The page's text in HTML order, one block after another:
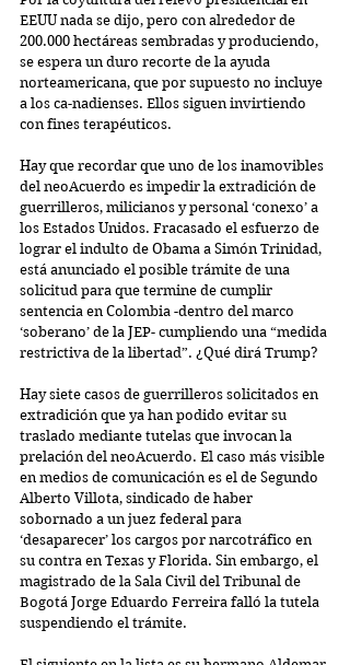
EEUU nada se dijo, pero con alrededor de
200.000 hectáreas sembradas y produciendo,
se espera un duro recorte de la ayuda
norteamericana, que por supuesto no incluye
a los ca-nadienses. Ellos siguen invirtiendo
con fines terapéuticos.
Hay que recordar que uno de los inamovibles
del neoAcuerdo es impedir la extradición de
guerrilleros, milicianos y personal ‘conexo’ a
los Estados Unidos. Fracasado el esfuerzo de
lograr el indulto de Obama a Simón Trinidad,
está anunciado el posible trámite de una
solicitud para que termine de cumplir
sentencia en Colombia -dentro del marco
‘soberano’ de la JEP- cumpliendo una “medida
restrictiva de la libertad”. ¿Qué dirá Trump?
Hay siete casos de guerrilleros solicitados en
extradición que ya han podido evitar su
traslado mediante tutelas que invocan la
prelación del neoAcuerdo. El caso más visible
en medios de comunicación es el de Segundo
Alberto Villota, sindicado de haber
sobornado a un juez federal para
‘desaparecer’ los cargos por narcotráfico en
su contra en Texas y Florida. Sin embargo, el
magistrado de la Sala Civil del Tribunal de
Bogotá Jorge Eduardo Ferreira falló la tutela
suspendiendo el trámite.